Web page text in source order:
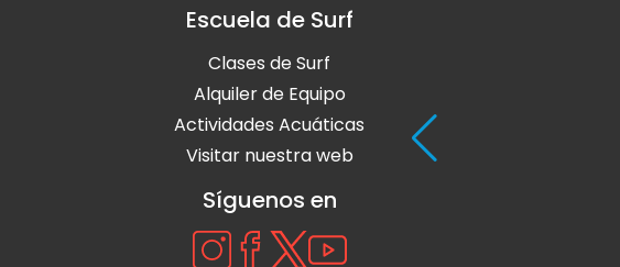
Escuela de Surf
Clases de Surf
Alquiler de Equipo
Actividades Acuáticas
Visitar nuestra web
Síguenos en